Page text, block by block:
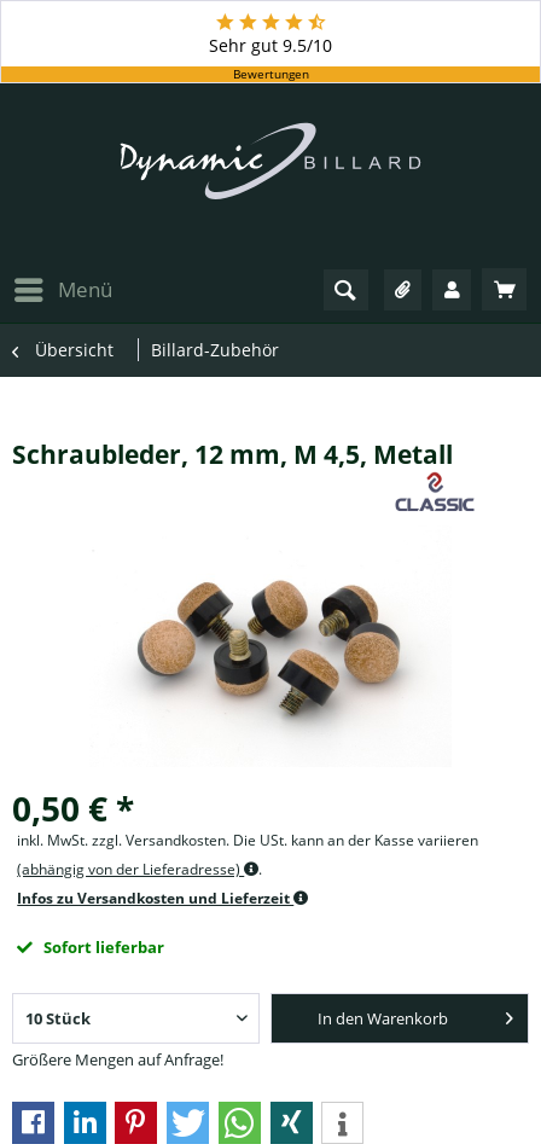
Sehr gut 9.5/10
Bewertungen
Menü
Übersicht Billard-Zubehör
Schraubleder, 12 mm, M 4,5, Metall
0,50 € *
inkl. MwSt. zzgl. Versandkosten. Die USt. kann an der Kasse variieren
(abhängig von der Lieferadresse)
.
Infos zu Versandkosten und Lieferzeit
Sofort lieferbar
Größere Mengen auf Anfrage!
In den Warenkorb